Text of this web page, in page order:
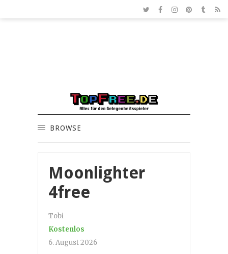
BROWSE
Moonlighter
4free
Tobi
Kostenlos
6. August 2026